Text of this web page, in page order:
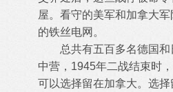
屋。看守的美军和加拿大
的铁丝电网。
总共有五百多名德国和
中营，1945年二战结束时
可以选择留在加拿大。选